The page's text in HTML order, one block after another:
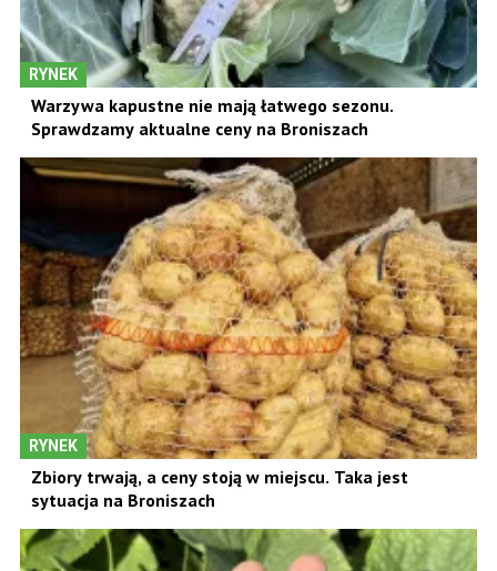
RYNEK
Warzywa kapustne nie mają łatwego sezonu.
Sprawdzamy aktualne ceny na Broniszach
RYNEK
Zbiory trwają, a ceny stoją w miejscu. Taka jest
sytuacja na Broniszach